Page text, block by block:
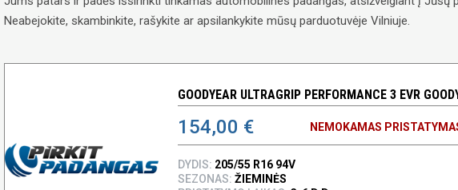
Neabejokite, skambinkite, rašykite ar apsilankykite mūsų parduotuvėje Vilniuje.
GOODYEAR ULTRAGRIP PERFORMANCE 3 EVR
154,00 € NEMOKAMAS
DYDIS: 205/55 R16 94V
SEZONAS: ŽIEMINĖS